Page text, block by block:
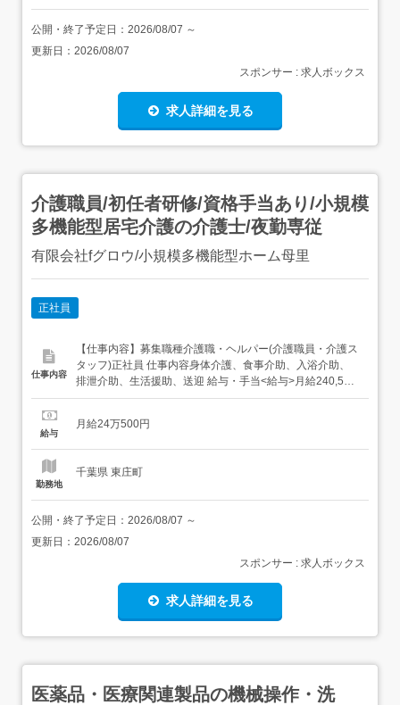
公開・終了予定日： 2026/08/07 ～
更新日： 2026/08/07
スポンサー : 求人ボックス
求人詳細を見る
介護職員/初任者研修/資格手当あり/小規模
多機能型居宅介護の介護士/夜勤専従
有限会社fグロウ/小規模多機能型ホーム母里
正社員
仕事内容
【仕事内容】募集職種介護職・ヘルパー(介護職員・介護ス
タッフ)正社員 仕事内容身体介護、食事介助、入浴介助、
排泄介助、生活援助、送迎 給与・手当<給与>月給240,500
円<基本給>225,500円〜<手当>交通費支給:実費(上限あり)
当:5,000円資格手当:10,000〜30,000円夜勤手当:...
給与
月給24万500円
勤務地
千葉県 東庄町
公開・終了予定日： 2026/08/07 ～
更新日： 2026/08/07
スポンサー : 求人ボックス
求人詳細を見る
医薬品・医療関連製品の機械操作・洗